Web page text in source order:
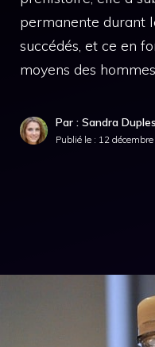
permanente durant
succédés, et ce en
moyens des
Par : Sandra
Publié le : 12